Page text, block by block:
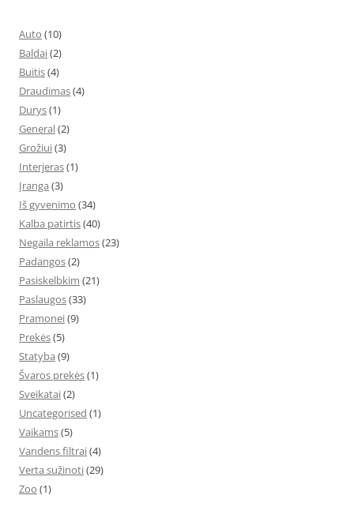
Auto (10)
Baldai(2)
Buitis(4)
Draudimas(4)
Durys(1)
General(2)
Grožiui(3)
Interjeras(1)
Įranga (3)
Iš gyvenimo (34)
Kalba patirtis(40)
Negaila reklamos(23)
Padangos(2)
Pasiskelbkim (21)
Paslaugos(33)
Pramonei(9)
Prekės(5)
Statyba (9)
Švaros prekės(1)
Sveikatai(2)
Uncategorised (1)
Vaikams(5)
Vandens filtrai(4)
Verta sužinoti(29)
Zoo (1)